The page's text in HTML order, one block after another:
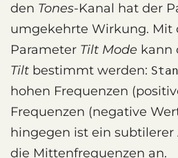
den Tones-Kanal hat der
umgekehrte Wirkung. Mit
Parameter Tilt Mode kann
Tilt bestimmt werden:
hohen Frequenzen
Frequenzen (negative
hingegen ist ein subtilerer
die Mittenfrequenzen an.